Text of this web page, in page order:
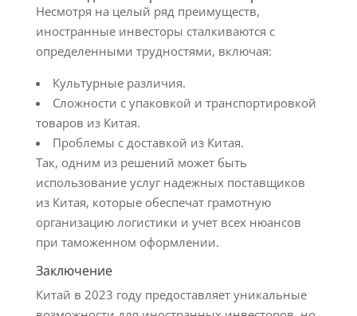
Несмотря на целый ряд преимуществ,
иностранные инвесторы сталкиваются с
определенными трудностями, включая:
Культурные различия.
Сложности с упаковкой и транспортировкой
товаров из Китая.
Проблемы с доставкой из Китая.
Так, одним из решений может быть
использование услуг надежных поставщиков
из Китая, которые обеспечат грамотную
организацию логистики и учет всех нюансов
при таможенном оформлении.
Заключение
Китай в 2023 году предоставляет уникальные